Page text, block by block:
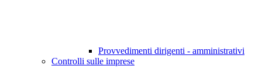
Provvedimenti dirigenti - amministrativi
Controlli sulle imprese